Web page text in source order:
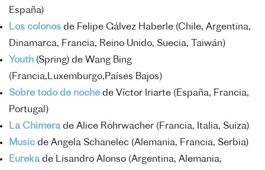
España)
Los colonos de Felipe Gálvez Haberle (Chile, Argentina,
Dinamarca, Francia, Reino Unido, Suecia, Taiwán)
Youth (Spring) de Wang Bing
(Francia,Luxemburgo,Países Bajos)
Sobre todo de noche de Víctor Iriarte (España, Francia,
Portugal)
La Chimerade Alice Rohrwacher (Francia, Italia, Suiza)
Music de Angela Schanelec (Alemania, Francia, Serbia)
Eurekade Lisandro Alonso (Argentina, Alemania,